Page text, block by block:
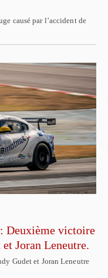
causé par l’accident de
Deuxième victoire
Joran Leneutre.
Gudet et Joran Leneutre